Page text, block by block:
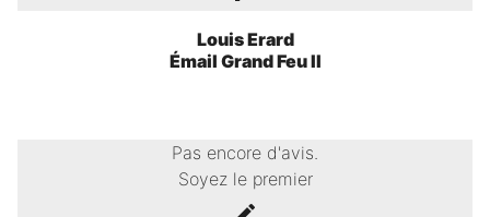
Louis Erard
Émail Grand Feu II
Pas encore d'avis.
Soyez le premier